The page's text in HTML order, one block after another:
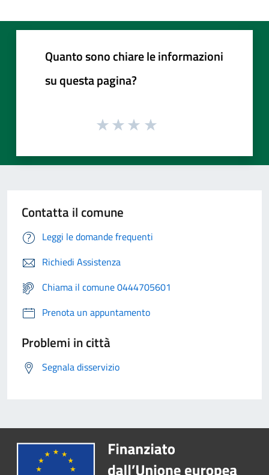
Quanto sono chiare le informazioni
su questa pagina?
Contatta il comune
Leggi le domande frequenti
Richiedi Assistenza
Chiama il comune 0444705601
Prenota un appuntamento
Problemi in città
Segnala disservizio